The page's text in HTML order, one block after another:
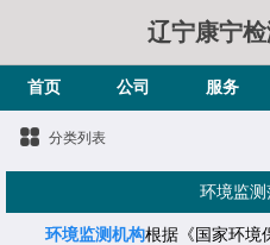
辽宁康宁
首页 公司 服务
分类列表
环境监
环境监测机构根据《国家环境